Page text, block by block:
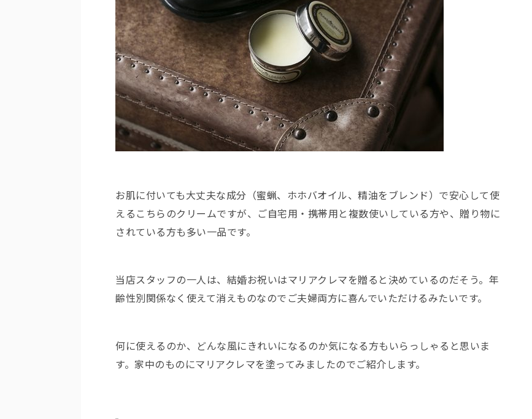
お肌に付いても大丈夫な成分（蜜蝋、ホホバオイル、精油をブレンド）で安心して使
えるこちらのクリームですが、ご自宅用・携帯用と複数使いしている方や、贈り物に
されている方も多い一品です。
当店スタッフの一人は、結婚お祝いはマリアクレマを贈ると決めているのだそう。年
齢性別関係なく使えて消えものなのでご夫婦両方に喜んでいただけるみたいです。
何に使えるのか、どんな風にきれいになるのか気になる方もいらっしゃると思いま
す。家中のものにマリアクレマを塗ってみましたのでご紹介します。